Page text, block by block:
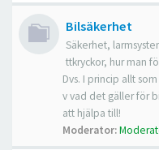
Bilsäkerhet
Säkerhet,
ttkryckor, hur man
Dvs. I princip allt
v vad det gäller för
att hjälpa till!
Moderator: